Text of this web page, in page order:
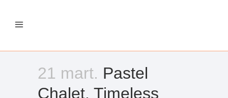
21 mart. Pastel
Chalet, Timeless